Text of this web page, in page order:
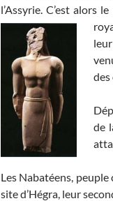
l’Assyrie. C’est alors
de
Les Nabatéens,
site d’Hégra, leur